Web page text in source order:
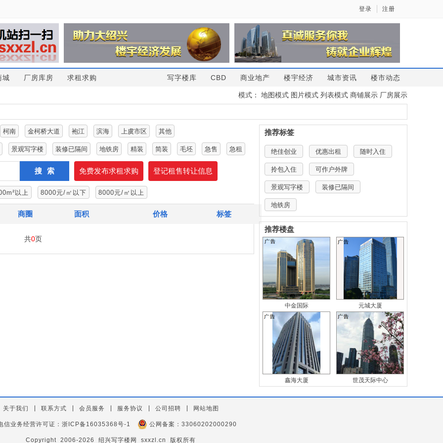
登录 注册
城 厂房库房 求租求购 楼市动态
城市资讯
楼宇经济
商业地产
CBD
写字楼库
模式： 地图模式 图片模式 列表模式 商铺展示 厂房展示
柯南 金柯桥大道 袍江 滨海 上虞市区 其他
景观写字楼 装修已隔间 地铁房 精装 简装 毛坯 急售 急租
搜索 免费发布求租求购 登记租售转让信息
以上 8000元/㎡以下 8000元/㎡以上
商圈 面积 价格 标签
共0页
推荐标签
绝佳创业 优惠出租 随时入住
拎包入住 可作户外牌
景观写字楼 装修已隔间
地铁房
推荐楼盘
中金国际 元城大厦
鑫海大厦 世茂天际中心
关于我们 联系方式 会员服务 服务协议 公司招聘 网站地图
信业务经营许可证： 浙ICP备16035368号-1 公网备案： 33060202000290
Copyright 2006-2026 绍兴写字楼网 sxxzl.cn 版权所有